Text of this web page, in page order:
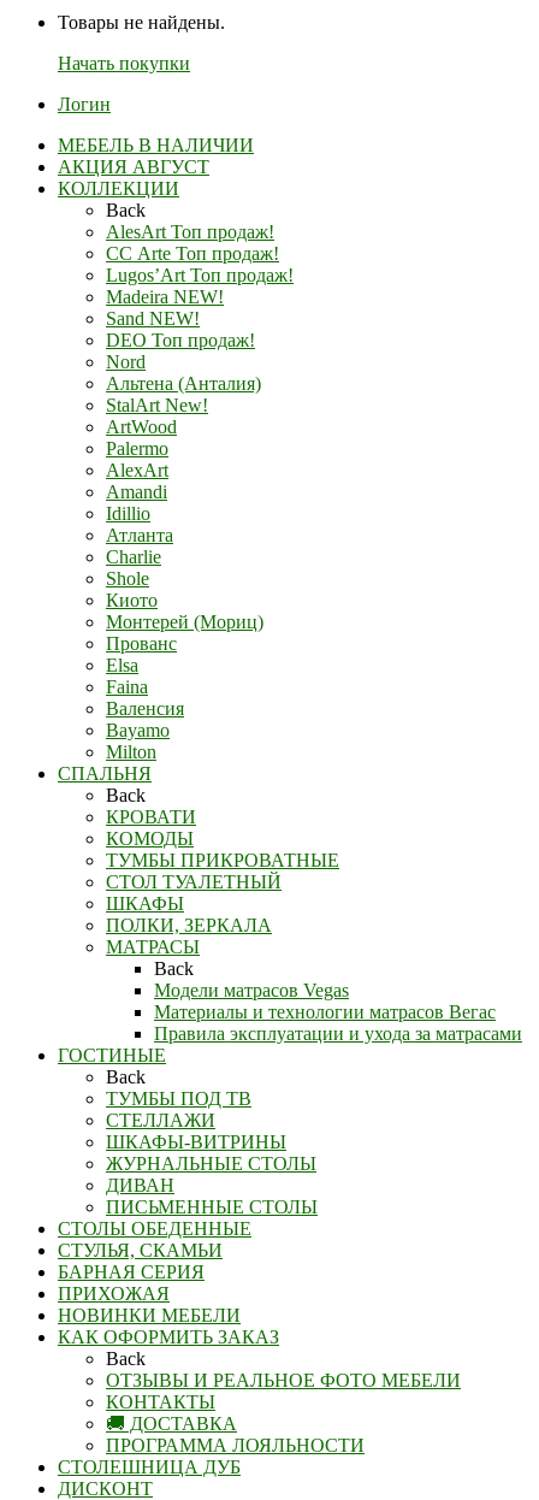
Товары не найдены.
Начать покупки
Логин
МЕБЕЛЬ В НАЛИЧИИ
АКЦИЯ АВГУСТ
КОЛЛЕКЦИИ
Back
AlesArt Топ продаж!
СС Arte Топ продаж!
Lugos’Art Топ продаж!
Madeira NEW!
Sand NEW!
DEO Топ продаж!
Nord
Альтена (Анталия)
StalArt New!
ArtWood
Palermo
AlexArt
Amandi
Idillio
Атланта
Charlie
Shole
Киото
Монтерей (Мориц)
Прованс
Elsa
Faina
Валенсия
Bayamo
Milton
СПАЛЬНЯ
Back
КРОВАТИ
КОМОДЫ
ТУМБЫ ПРИКРОВАТНЫЕ
СТОЛ ТУАЛЕТНЫЙ
ШКАФЫ
ПОЛКИ, ЗЕРКАЛА
МАТРАСЫ
Back
Модели матрасов Vegas
Материалы и технологии матрасов Вегас
Правила эксплуатации и ухода за матрасами
ГОСТИНЫЕ
Back
ТУМБЫ ПОД ТВ
СТЕЛЛАЖИ
ШКАФЫ-ВИТРИНЫ
ЖУРНАЛЬНЫЕ СТОЛЫ
ДИВАН
ПИСЬМЕННЫЕ СТОЛЫ
СТОЛЫ ОБЕДЕННЫЕ
СТУЛЬЯ, СКАМЬИ
БАРНАЯ СЕРИЯ
ПРИХОЖАЯ
НОВИНКИ МЕБЕЛИ
КАК ОФОРМИТЬ ЗАКАЗ
Back
ОТЗЫВЫ И РЕАЛЬНОЕ ФОТО МЕБЕЛИ
КОНТАКТЫ
🚚 ДОСТАВКА
ПРОГРАММА ЛОЯЛЬНОСТИ
СТОЛЕШНИЦА ДУБ
ДИСКОНТ